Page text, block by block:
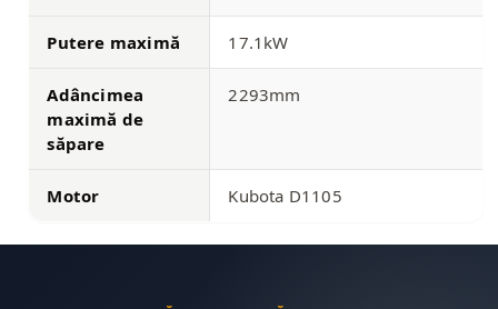
Putere maximă 17.1kW
Adâncimea
maximă de
săpare
2293mm
Motor Kubota D1105